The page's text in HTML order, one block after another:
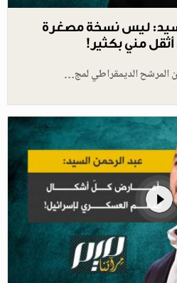
ليس نسخة مصغرة
مني بكثير!
المرشح الديمقراطي لمج…